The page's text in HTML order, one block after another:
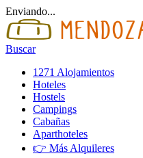
Enviando...
Buscar
1271 Alojamientos
Hoteles
Hostels
Campings
Cabañas
Aparthoteles
👉 Más Alquileres